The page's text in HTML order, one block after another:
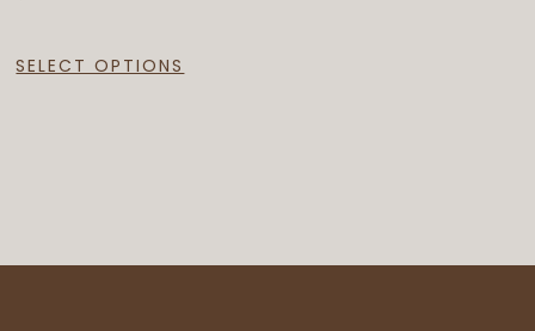
SELECT OPTIONS